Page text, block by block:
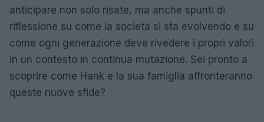
anticipare non solo risate, ma anche spunti di
riflessione su come la società si sta evolvendo e su
come ogni generazione deve rivedere i propri valori
in un contesto in continua mutazione. Sei pronto a
scoprire come Hank e la sua famiglia affronteranno
queste nuove sfide?